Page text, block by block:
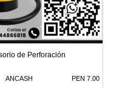
de Perforación
ANCASH PEN 7.00